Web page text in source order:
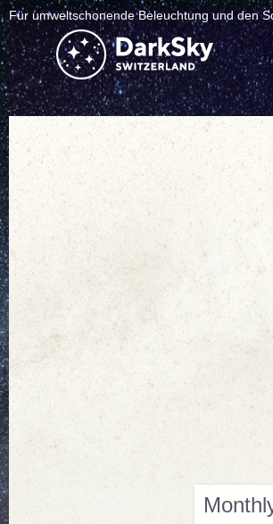
Für umweltschonende Beleuchtung und den